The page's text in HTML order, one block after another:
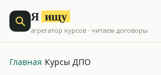
Я ищу
агрегатор курсов · читаем договоры
Главная/Курсы ДПО